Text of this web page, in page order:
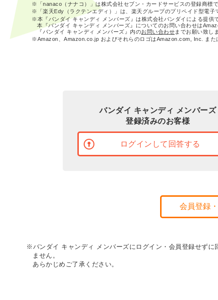
※「nanaco（ナナコ）」は株式会社セブン・カードサービスの登録商標
※「楽天Edy（ラクテンエディ）」は、楽天グループのプリペイド型電子
※本『バンダイ キャンディ メンバーズ』は株式会社バンダイによる提供
本『バンダイ キャンディ メンバーズ』についてのお問い合わせは
『バンダイ キャンディ メンバーズ』内のお問い合わせまでお願い致し
※Amazon、Amazon.co.jp およびそれらのロゴはAmazon.com, Inc. また
バンダイ キャンディ メンバーズ
登録済みのお客様
ログインして回答する
会員登録
※バンダイ キャンディ メンバーズにログイン・会員登録せず
ません。
あらかじめご了承ください。